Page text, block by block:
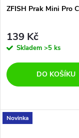
ZFISH Prak Mini Pro
139 Kč
Skladem >5 ks
DO KOŠÍKU
Novinka